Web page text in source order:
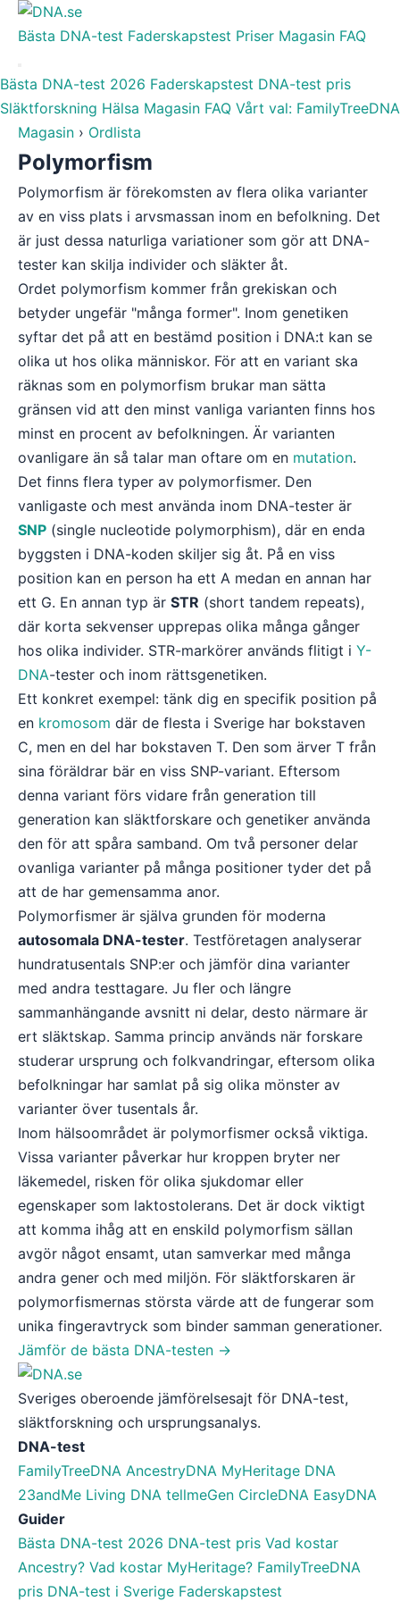
Bästa DNA-test Faderskapstest Priser Magasin FAQ
Bästa DNA-test 2026 Faderskapstest DNA-test pris
Släktforskning Hälsa Magasin FAQ Vårt val: FamilyTreeDNA
Magasin › Ordlista
Polymorfism
Polymorfism är förekomsten av flera olika varianter
av en viss plats i arvsmassan inom en befolkning. Det
är just dessa naturliga variationer som gör att DNA-
tester kan skilja individer och släkter åt.
Ordet polymorfism kommer från grekiskan och
betyder ungefär "många former". Inom genetiken
syftar det på att en bestämd position i DNA:t kan se
olika ut hos olika människor. För att en variant ska
räknas som en polymorfism brukar man sätta
gränsen vid att den minst vanliga varianten finns hos
minst en procent av befolkningen. Är varianten
ovanligare än så talar man oftare om en mutation.
Det finns flera typer av polymorfismer. Den
vanligaste och mest använda inom DNA-tester är
SNP (single nucleotide polymorphism), där en enda
byggsten i DNA-koden skiljer sig åt. På en viss
position kan en person ha ett A medan en annan har
ett G. En annan typ är STR (short tandem repeats),
där korta sekvenser upprepas olika många gånger
hos olika individer. STR-markörer används flitigt i Y-
DNA-tester och inom rättsgenetiken.
Ett konkret exempel: tänk dig en specifik position på
en kromosom där de flesta i Sverige har bokstaven
C, men en del har bokstaven T. Den som ärver T från
sina föräldrar bär en viss SNP-variant. Eftersom
denna variant förs vidare från generation till
generation kan släktforskare och genetiker använda
den för att spåra samband. Om två personer delar
ovanliga varianter på många positioner tyder det på
att de har gemensamma anor.
Polymorfismer är själva grunden för moderna
autosomala DNA-tester. Testföretagen analyserar
hundratusentals SNP:er och jämför dina varianter
med andra testtagare. Ju fler och längre
sammanhängande avsnitt ni delar, desto närmare är
ert släktskap. Samma princip används när forskare
studerar ursprung och folkvandringar, eftersom olika
befolkningar har samlat på sig olika mönster av
varianter över tusentals år.
Inom hälsoområdet är polymorfismer också viktiga.
Vissa varianter påverkar hur kroppen bryter ner
läkemedel, risken för olika sjukdomar eller
egenskaper som laktostolerans. Det är dock viktigt
att komma ihåg att en enskild polymorfism sällan
avgör något ensamt, utan samverkar med många
andra gener och med miljön. För släktforskaren är
polymorfismernas största värde att de fungerar som
unika fingeravtryck som binder samman generationer.
Jämför de bästa DNA-testen →
Sveriges oberoende jämförelsesajt för DNA-test,
släktforskning och ursprungsanalys.
DNA-test
FamilyTreeDNA AncestryDNA MyHeritage DNA
23andMe Living DNA tellmeGen CircleDNA EasyDNA
Guider
Bästa DNA-test 2026 DNA-test pris Vad kostar
Ancestry? Vad kostar MyHeritage? FamilyTreeDNA
pris DNA-test i Sverige Faderskapstest